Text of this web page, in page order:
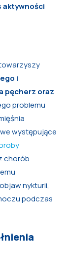
aktywności
i
pęcherz oraz
problemu
występujące
chorób
nykturii,
podczas